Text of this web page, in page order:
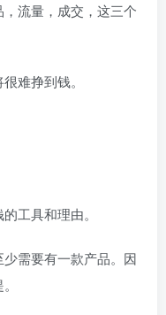
流量，成交，这三个
难挣到钱。
工具和理由。
需要有一款产品。因